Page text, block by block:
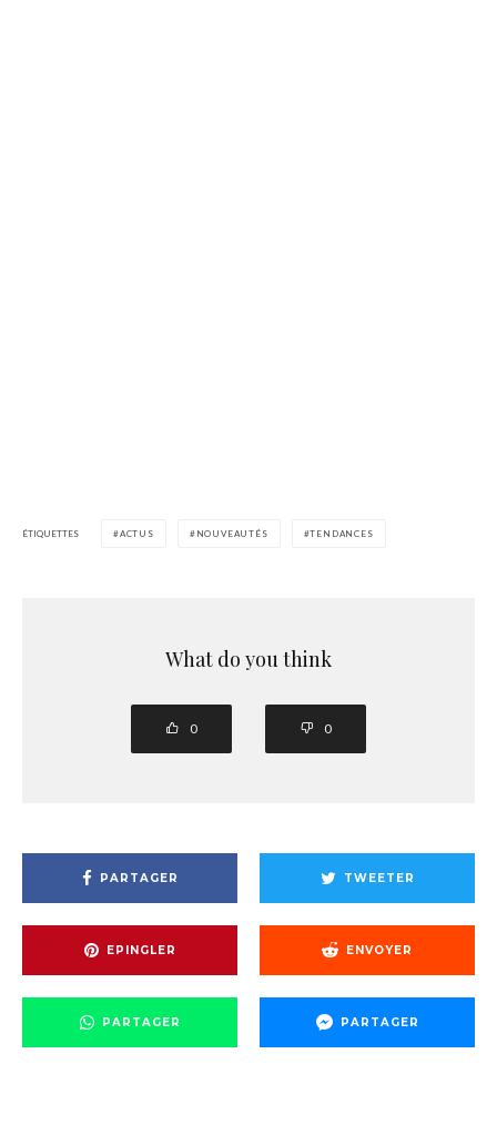
ÉTIQUETTES ACTUS NOUVEAUTÉS TENDANCES
What do you think
0 0
PARTAGER TWEETER
EPINGLER ENVOYER
PARTAGER PARTAGER